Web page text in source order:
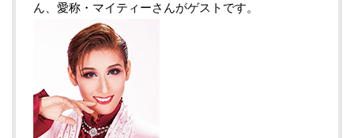
ん、愛称・マイティーさんがゲストです。